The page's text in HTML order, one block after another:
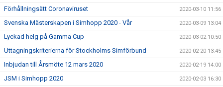
Förhållningsätt Coronaviruset 2020-03-10 11:56
Svenska Mästerskapen i Simhopp 2020 - Vår 2020-03-09 13:04
Lyckad helg på Gamma Cup 2020-03-02 10:50
Uttagningskriterierna för Stockholms Simförbund 2020-02-20 13:45
Inbjudan till Årsmöte 12 mars 2020 2020-02-19 14:00
JSM i Simhopp 2020 2020-02-03 16:30